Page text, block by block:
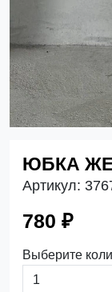
ЮБКА
Артикул:
780 ₽
Выберите